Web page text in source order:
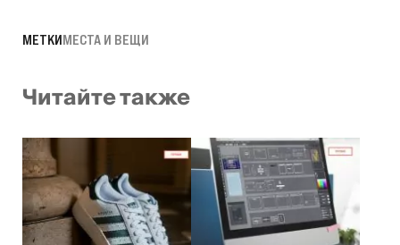
МЕТКИМЕСТА И ВЕЩИ
Читайте также